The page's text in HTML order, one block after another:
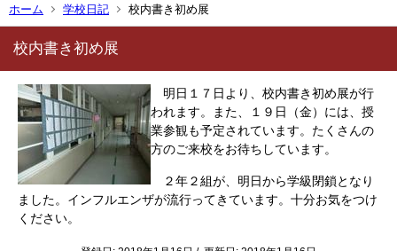
ホーム 学校日記 校内書き初め展
校内書き初め展
明日１７日より、校内書き初め展が行
われます。また、１９日（金）には、授
業参観も予定されています。たくさんの
方のご来校をお待ちしています。
２年２組が、明日から学級閉鎖となり
ました。インフルエンザが流行ってきています。十分お気をつけ
ください。